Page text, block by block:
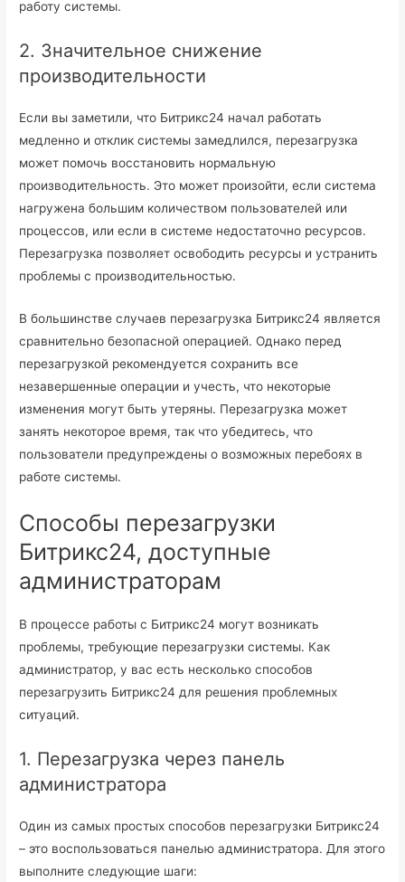
работу системы.
2. Значительное снижение
производительности
Если вы заметили, что Битрикс24 начал работать
медленно и отклик системы замедлился, перезагрузка
может помочь восстановить нормальную
производительность. Это может произойти, если система
нагружена большим количеством пользователей или
процессов, или если в системе недостаточно ресурсов.
Перезагрузка позволяет освободить ресурсы и устранить
проблемы с производительностью.
В большинстве случаев перезагрузка Битрикс24 является
сравнительно безопасной операцией. Однако перед
перезагрузкой рекомендуется сохранить все
незавершенные операции и учесть, что некоторые
изменения могут быть утеряны. Перезагрузка может
занять некоторое время, так что убедитесь, что
пользователи предупреждены о возможных перебоях в
работе системы.
Способы перезагрузки
Битрикс24, доступные
администраторам
В процессе работы с Битрикс24 могут возникать
проблемы, требующие перезагрузки системы. Как
администратор, у вас есть несколько способов
перезагрузить Битрикс24 для решения проблемных
ситуаций.
1. Перезагрузка через панель
администратора
Один из самых простых способов перезагрузки Битрикс24
– это воспользоваться панелью администратора. Для этого
выполните следующие шаги: